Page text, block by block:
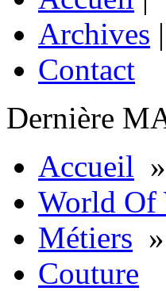
Archives |
Contact
Dernière
Accueil »
World Of
Métiers »
Couture